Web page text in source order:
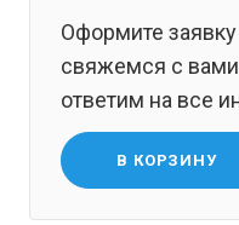
Оформите
свяжемся с
ответим на все
В КОРЗИНУ